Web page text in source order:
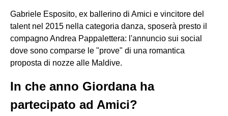
Gabriele Esposito, ex ballerino di Amici e vincitore del
talent nel 2015 nella categoria danza, sposerà presto il
compagno Andrea Pappalettera: l'annuncio sui social
dove sono comparse le "prove" di una romantica
proposta di nozze alle Maldive.
In che anno Giordana ha
partecipato ad Amici?